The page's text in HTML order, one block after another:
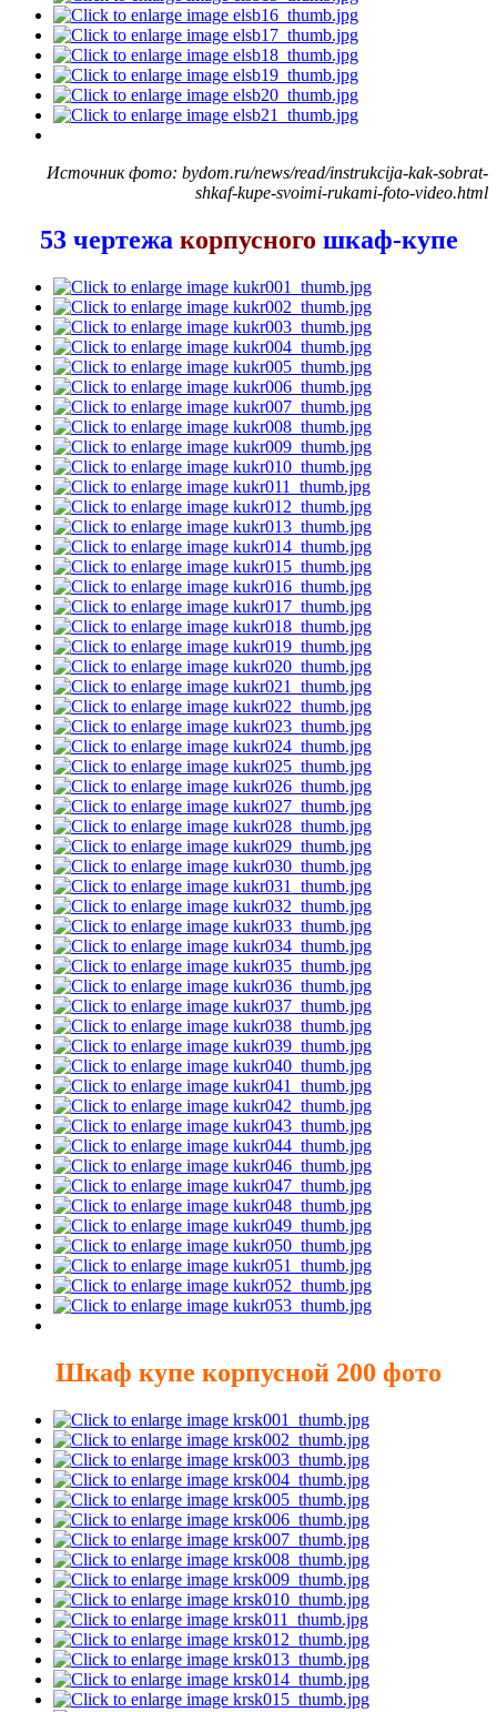
Источник фото: bydom.ru/news/read/instrukcija-kak-sobrat-
shkaf-kupe-svoimi-rukami-foto-video.html
53 чертежа корпусного шкаф-купе
Шкаф купе корпусной 200 фото